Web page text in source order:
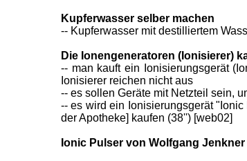
Kupferwasser selber machen
-- Kupferwasser mit destilliertem
Die Ionengeneratoren ( Ionisierer)
-- man kauft ein Ionisierungsgerät
Ionisierer reichen nicht aus
-- es sollen Geräte mit Netzteil sein,
-- es wird ein Ionisierungsgerät
der Apotheke] kaufen (38'') [web02]
Ionic Pulser von Wolfgang Jenkner